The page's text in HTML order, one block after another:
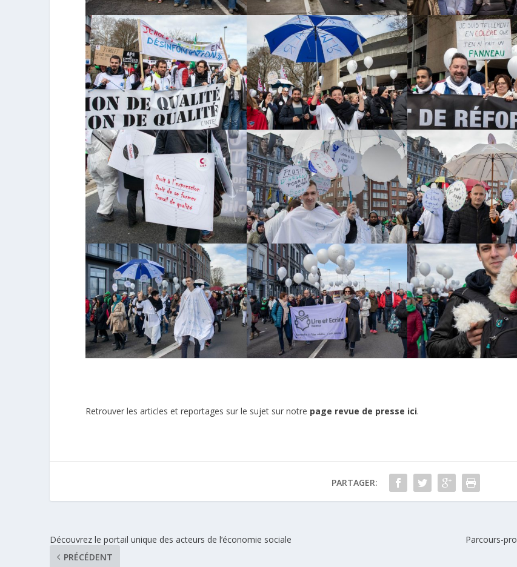
Retrouver les articles et reportages sur le sujet sur notre page revue de presse ici.
PARTAGER:
Découvrez le portail unique des acteurs de l’économie sociale
PRÉCÉDENT
Parcours-